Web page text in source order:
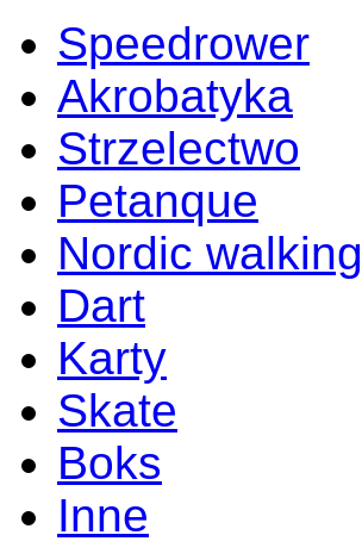
Speedrower
Akrobatyka
Strzelectwo
Petanque
Nordic walking
Dart
Karty
Skate
Boks
Inne